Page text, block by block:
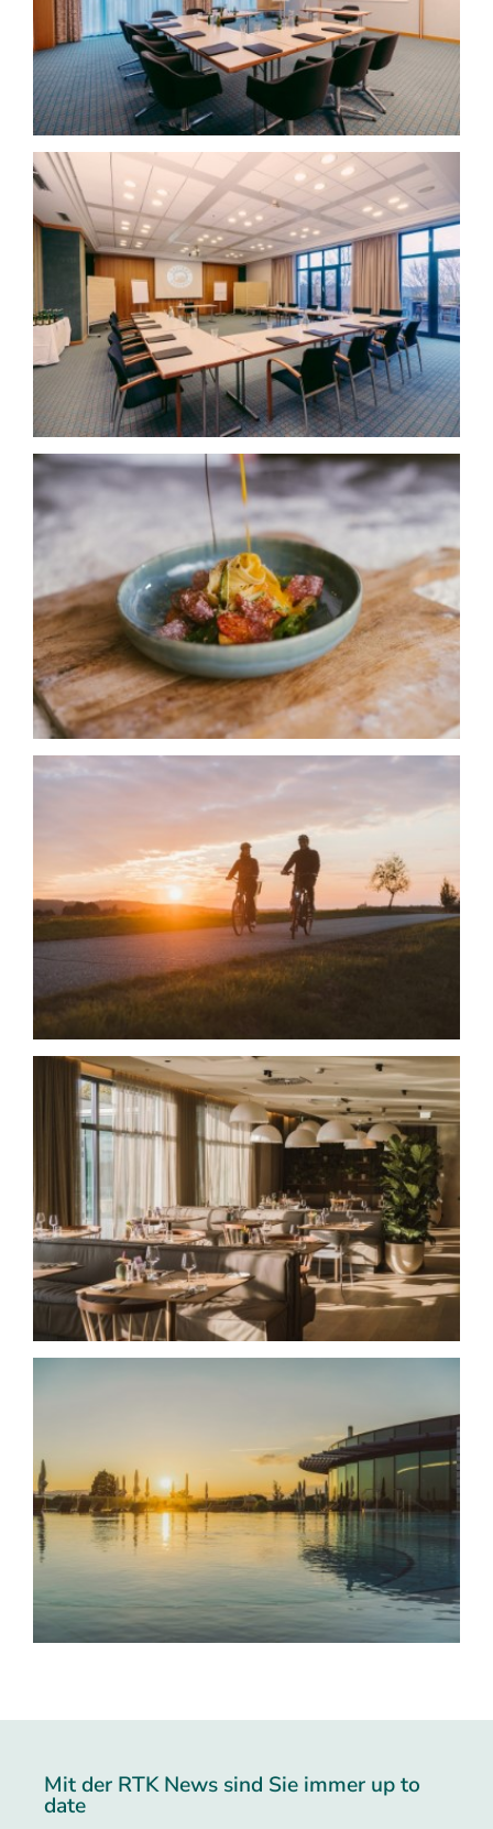
Mit der RTK News sind Sie immer up to
date